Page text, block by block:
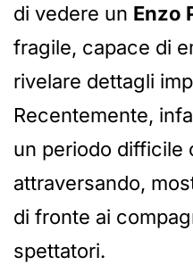
di vedere un Enzo
fragile, capace di
rivelare dettagli
Recentemente,
un periodo difficile
attraversando,
di fronte ai
spettatori.